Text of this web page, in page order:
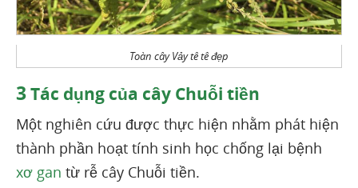
Toàn cây Vảy tê tê đẹp
3Tác dụng của cây Chuỗi tiền
Một nghiên cứu được thực hiện nhằm phát hiện
thành phần hoạt tính sinh học chống lại bệnh
xơ gan từ rễ cây Chuỗi tiền.